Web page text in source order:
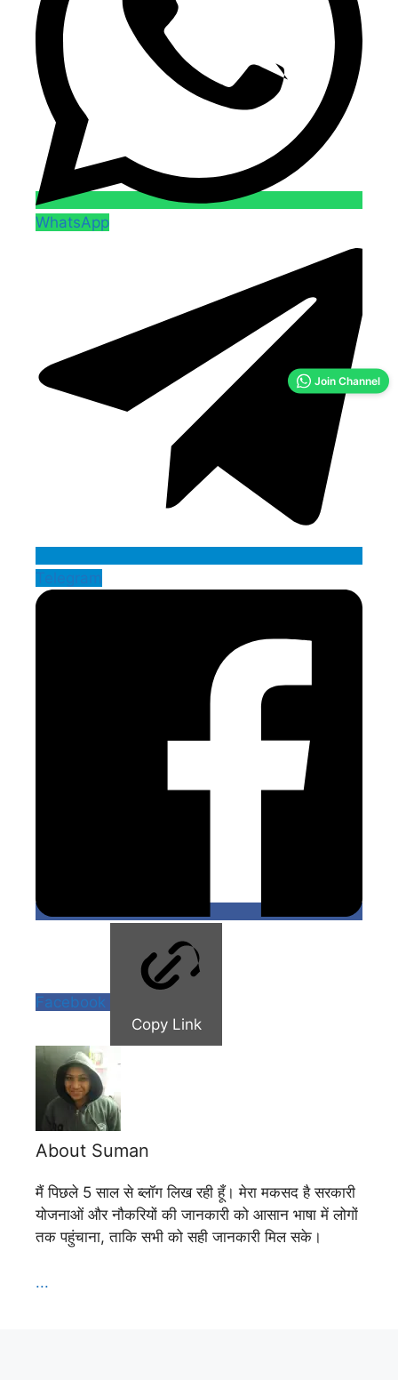
WhatsApp
Telegram
Facebook
Copy Link
About Suman
मैं पिछले 5 साल से ब्लॉग लिख रही हूँ। मेरा मकसद है सरकारी
योजनाओं और नौकरियों की जानकारी को आसान भाषा में लोगों
तक पहुंचाना, ताकि सभी को सही जानकारी मिल सके।
...
Join Channel